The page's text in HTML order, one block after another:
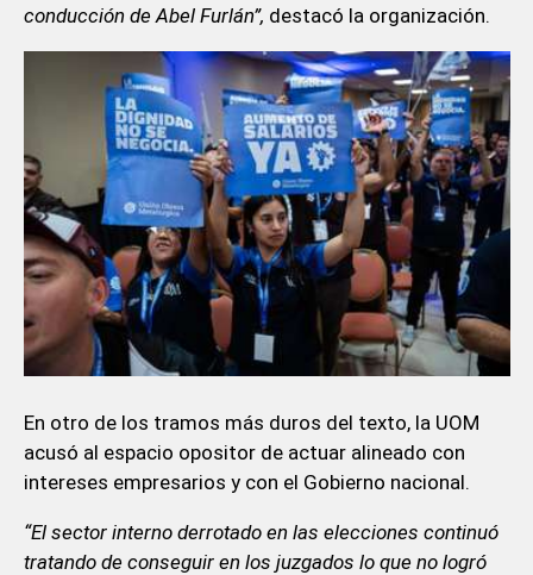
conducción de Abel Furlán”, destacó la organización.
En otro de los tramos más duros del texto, la UOM
acusó al espacio opositor de actuar alineado con
intereses empresarios y con el Gobierno nacional.
“El sector interno derrotado en las elecciones continuó
tratando de conseguir en los juzgados lo que no logró